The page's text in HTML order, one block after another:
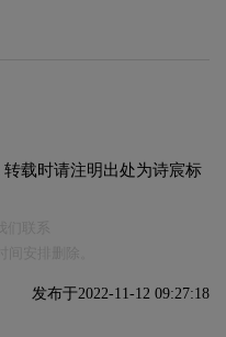
转载时请注明出处为诗宸标
发布于2022-11-12 09:27:18